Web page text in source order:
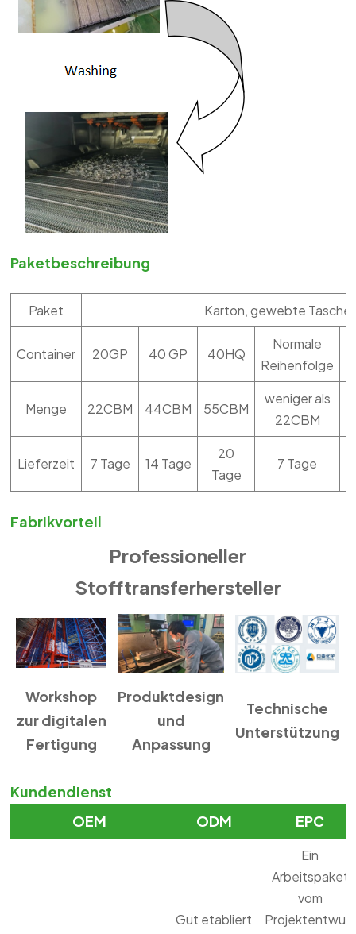
Paketbeschreibung
Paket Karton, gewebte
Container 20GP 40 GP 40HQ
Normale
Reihenfolge
Menge 22CBM 44CBM 55CBM
weniger als
22CBM
Lieferzeit 7 Tage 14 Tage
20
Tage
7 Tage
Fabrikvorteil
Professioneller
Stofftransferhersteller
Workshop
zur digitalen
Fertigung
Produktdesign
und
Anpassung
Technische
Unterstützung
Kundendienst
OEM
ODM EPC
Gut etabliert
Ein
Arbeitspaket
vom
Projektentwurf